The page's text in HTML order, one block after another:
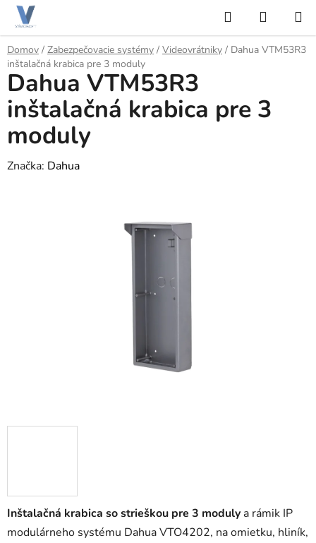
Prejsť
obsah
Hľadať
KOŠÍK
Domov / Zabezpečovacie systémy / Videovrátniky / Dahua VTM53R3
inštalačná krabica pre 3 moduly
Inštalačná krabica so strieškou pre 3 moduly a rámik IP
modulárneho systému Dahua VTO4202, na omietku, hliník,
Dahua VTM53R3
inštalačná krabica pre 3
moduly
Značka: Dahua